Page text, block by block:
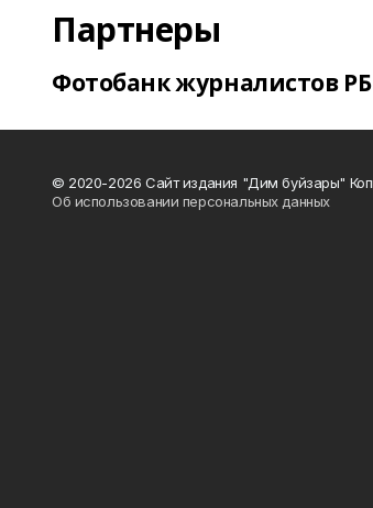
Партнеры
Фотобанк журналистов РБ
© 2020-2026 Сайт издания "Дим буйзары"
Об использовании персональных данных